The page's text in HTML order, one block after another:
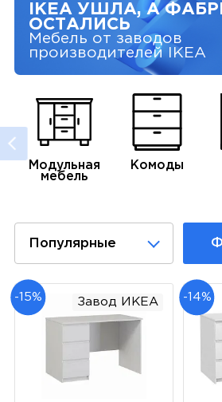
IKEA УШЛА, А
ОСТАЛИСЬ
Мебель от заводов
производителей IKEA
Модульная
мебель
Комоды
Популярные
-15% Завод ИКЕА -14%